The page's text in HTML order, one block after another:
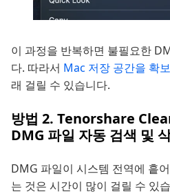
이 과정을 반복하면 불필요한
다. 따라서 Mac 저장 공간을 확보
래 걸릴 수 있습니다.
방법 2. Tenorshare
DMG 파일 자동 검색 및
DMG 파일이 시스템 전역에 흩
는 것은 시간이 많이 걸릴 수 있